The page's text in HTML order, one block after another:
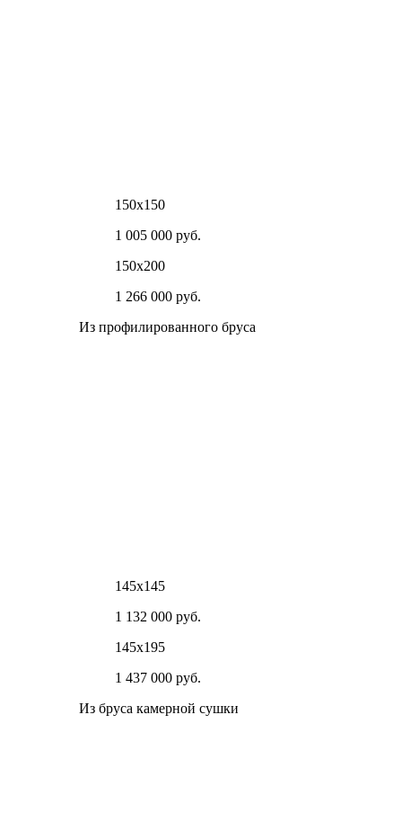
150х150
1 005 000 руб.
150х200
1 266 000 руб.
Из профилированного бруса
145х145
1 132 000 руб.
145х195
1 437 000 руб.
Из бруса камерной сушки